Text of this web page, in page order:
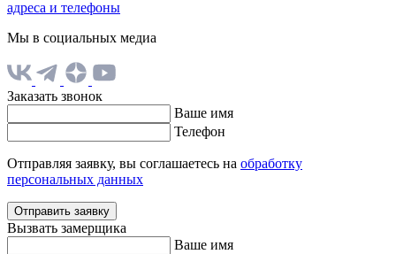
адреса и телефоны
Мы в социальных медиа
Заказать звонок
Ваше имя
Телефон
Отправляя заявку, вы соглашаетесь на обработку
персональных данных
Отправить заявку
Вызвать замерщика
Ваше имя